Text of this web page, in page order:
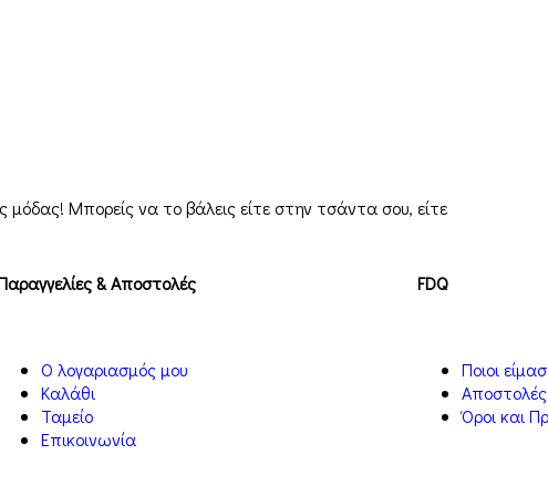
μόδας! Μπορείς να το βάλεις είτε στην τσάντα σου, είτε
& Αποστολές
Ο λογαριασμός μου
Καλάθι
Ταμείο
Επικοινωνία
FDQ
Ποιοι
Όροι και